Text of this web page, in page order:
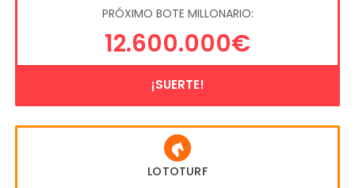
PRÓXIMO BOTE MILLONARIO:
12.600.000€
¡SUERTE!
LOTOTURF